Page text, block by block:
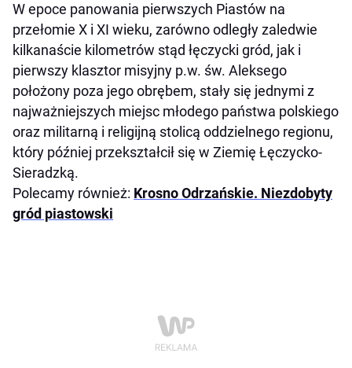
W epoce panowania pierwszych Piastów na
przełomie X i XI wieku, zarówno odległy zaledwie
kilkanaście kilometrów stąd łęczycki gród, jak i
pierwszy klasztor misyjny p.w. św. Aleksego
położony poza jego obrębem, stały się jednymi z
najważniejszych miejsc młodego państwa polskiego
oraz militarną i religijną stolicą oddzielnego regionu,
który później przekształcił się w Ziemię Łęczycko-
Sieradzką.
Polecamy również: Krosno Odrzańskie. Niezdobyty
gród piastowski